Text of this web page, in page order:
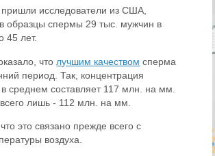
пришли исследователи из США,
образцы спермы 29 тыс. мужчин в
45 лет.
чтолучшим качеством сперма
период. Так, концентрация
среднем составляет 117 млн. на мм.
лишь - 112 млн. на мм.
это связано прежде всего с
воздуха.